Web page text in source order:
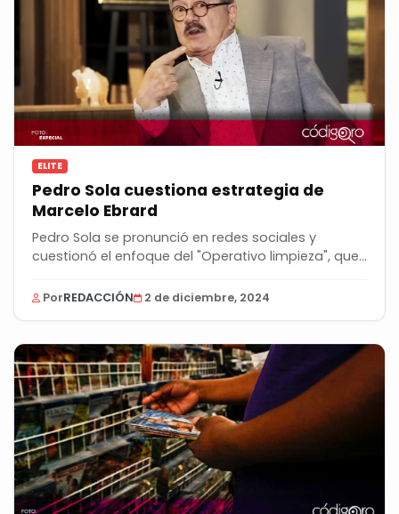
ELITE
Pedro Sola cuestiona estrategia de
Marcelo Ebrard
Pedro Sola se pronunció en redes sociales y
cuestionó el enfoque del "Operativo limpieza", que...
PorREDACCIÓN 2 de diciembre, 2024